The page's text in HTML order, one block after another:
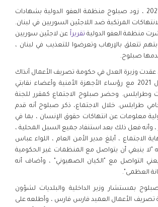
في عامي 2020 و 2021 ، زود صبلوح منظمة العفو الدولية بشهادات
المرتكبة ضد اللاجئين السوريين في لبنان.
تقريراً عن لاجئين سوريين
تتعلق بالإرهاب وتعرضوا للتعذيب في لبنان ،
صبلوح.
عقدت وزيرة العدل في حكومة تصريف الأعمال آنذاك
اجتماعاً في 14 أبريل 2021 مع رؤساء الأجهزة الأمنية وأعضاء نقابتي
وطرابلس. وحضر صبلوح الاجتماع كمقرر للجنة
طرابلس. خلال الاجتماع، ذكر صبلوح أنه قدم
معلومات عن انتهاكات حقوق الإنسان ، بما في
، وأنه فعل ذلك بعد استنفاد جميع السبل المحلية ،
الاجتماع ، أبلغ مدير الأمن العام ، اللواء عباس
"لا ينبغي أن يتواصل مع المنظمات غير الحكومية
التواصل مع "الكيان الصهيوني" ، وأضاف أنه
العظمى".
بمستشار وزير الداخلية والبلديات لشؤون
الأعمال العميد فارس فارس ، وأطلعه على